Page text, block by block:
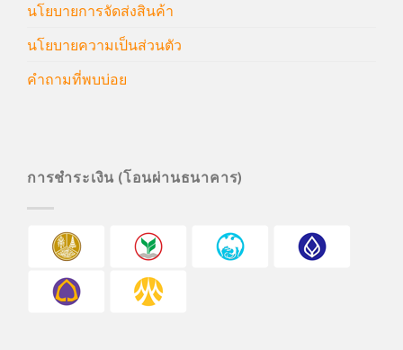
นโยบายการจัดส่งสินค้า
นโยบายความเป็นส่วนตัว
คำถามที่พบบ่อย
การชำระเงิน (โอนผ่านธนาคาร)